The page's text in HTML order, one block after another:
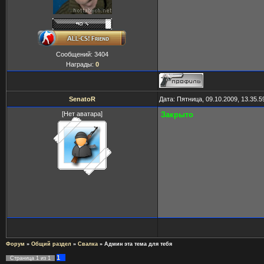
Сообщений: 3404
Награды: 0
SenatoR Дата: Пятница, 09.10.2009,
[Нет аватара] Закрыто
Форум » Общий раздел » Свалка » Админ эта тема для тебя
Страница 1 из 1
1